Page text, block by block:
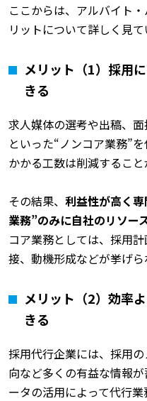
ここからは、アルバイト
リットについて詳しく見て
メリット（1）採用
きる
求人媒体の選考や出稿、
といった“ノンコア業務”
かかる工数は削減すること
その結果、 利益性が高く
業務”のみに自社のリソー
コア業務としては、採用
接、動機形成などが挙げら
メリット（2）効率
きる
採用代行企業には、採用
向など多くの有益な情報
ータの活用によって代行